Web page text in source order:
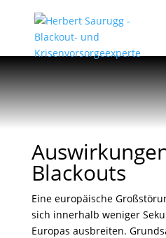
Blackouts
Eine europäische
sich innerhalb weniger
Europas ausbreiten.